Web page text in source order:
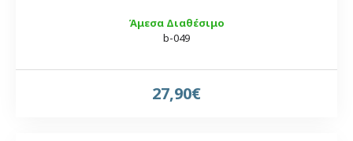
Άμεσα Διαθέσιμο
b-049
27,90€